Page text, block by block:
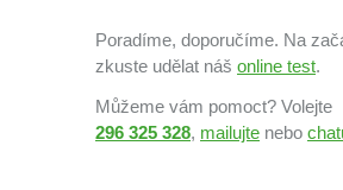
Poradíme, doporučíme. Na
zkuste udělat náš online test.
Můžeme vám pomoct? Volejte
296 325 328, mailujte nebo